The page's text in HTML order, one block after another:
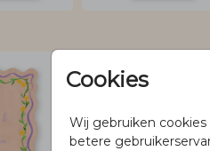
Cookies
Wij gebruiken
betere